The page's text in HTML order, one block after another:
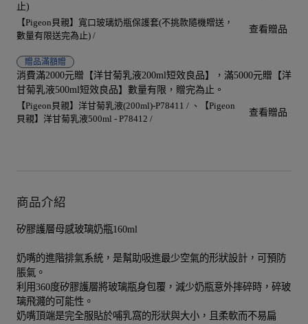
止)
【Pigeon貝親】寬口玻璃奶瓶保護套(不挑款隨機贈送，
數量有限送完為止) /
查看贈品
贈品滿額贈
消費滿2000元贈【洋甘菊乳液200ml短效良品】，滿5000元贈【洋
甘菊乳液500ml短效良品】數量有限，贈完為止。
【Pigeon貝親】洋甘菊乳液(200ml)-P78411 /
【Pigeon
貝親】洋甘菊乳液500ml - P78412 /
查看贈品
商品介紹
矽膠護層母感玻璃奶瓶160ml
奶嘴的進階排氣系統，是幫助吸進最少空氣的形狀設計，可預防
脹氣。
利用360度矽膠護層將玻璃瓶身包覆，減少奶瓶意外摔碎時，碎玻
璃飛濺的可能性。
奶嘴頂端是完全服貼於哺乳窩的形狀與大小，且柔軟而不易扁